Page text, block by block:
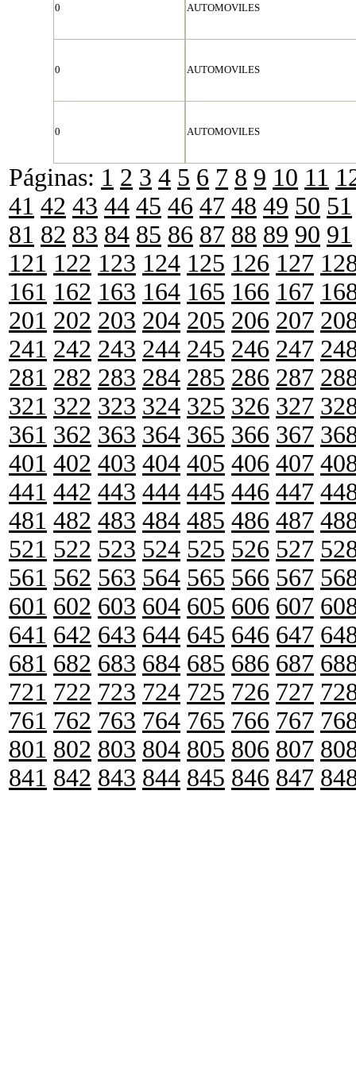
0 AUTOMOVILES
0 AUTOMOVILES
0 AUTOMOVILES
Páginas: 1 2 3 4 5 6 7 8 9 10 11
41 42 43 44 45 46 47 48 49 50 51
81 82 83 84 85 86 87 88 89 90 91
121 122 123 124 125 126 127
161 162 163 164 165 166 167
201 202 203 204 205 206 207
241 242 243 244 245 246 247
281 282 283 284 285 286 287
321 322 323 324 325 326 327
361 362 363 364 365 366 367
401 402 403 404 405 406 407
441 442 443 444 445 446 447
481 482 483 484 485 486 487
521 522 523 524 525 526 527
561 562 563 564 565 566 567
601 602 603 604 605 606 607
641 642 643 644 645 646 647
681 682 683 684 685 686 687
721 722 723 724 725 726 727
761 762 763 764 765 766 767
801 802 803 804 805 806 807
841 842 843 844 845 846 847